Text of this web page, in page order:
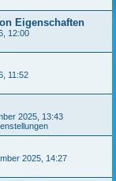
Eigenschaften
12:00
11:52
2025, 13:43
2025, 14:27